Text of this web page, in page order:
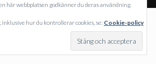
här webbplatsen godkänner du deras användning.
inklusive hur du kontrollerar cookies, se: Cookie-policy